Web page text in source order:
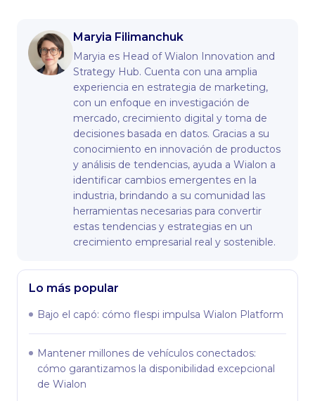
Maryia Filimanchuk
Maryia es Head of Wialon Innovation and
Strategy Hub. Сuenta con una amplia
experiencia en estrategia de marketing,
con un enfoque en investigación de
mercado, crecimiento digital y toma de
decisiones basada en datos. Gracias a su
conocimiento en innovación de productos
y análisis de tendencias, ayuda a Wialon a
identificar cambios emergentes en la
industria, brindando a su comunidad las
herramientas necesarias para convertir
estas tendencias y estrategias en un
crecimiento empresarial real y sostenible.
Lo más popular
Bajo el capó: сómo flespi impulsa Wialon Platform
Mantener millones de vehículos conectados:
cómo garantizamos la disponibilidad excepcional
de Wialon